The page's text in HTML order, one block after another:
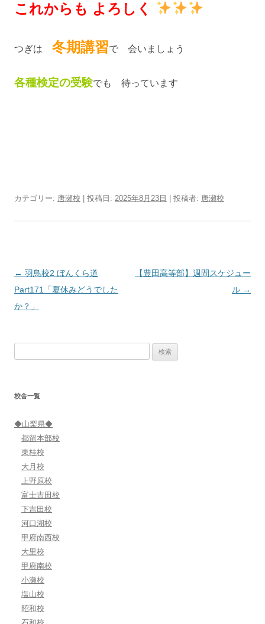
これからも よろしく
つぎは 冬期講習で 会いましょう
各種検定の受験でも 待っています
カテゴリー: 唐瀬校 | 投稿日: 2025年8月23日 投稿者: 唐瀬校
投
稿
ナ
← 羽鳥校2 ぼんくら道
Part171「夏休みどうでした
か？」
【豊田高等部】週間スケジュー
ル →
校舎一覧
◆山梨県◆
都留本部校
東桂校
大月校
上野原校
富士吉田校
下吉田校
河口湖校
甲府南西校
大里校
甲府南校
小瀬校
塩山校
昭和校